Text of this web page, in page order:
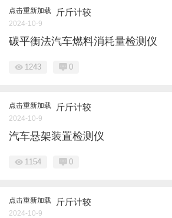
点击重新加载 斤斤计较
2024-10-9
碳平衡法汽车燃料消耗量检测仪
1243 0
点击重新加载 斤斤计较
2024-10-9
汽车悬架装置检测仪
1154 0
点击重新加载 斤斤计较
2024-10-9